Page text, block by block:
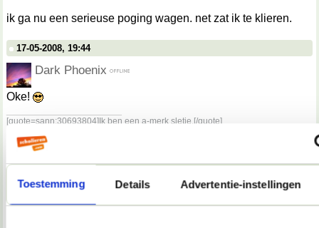
Toestemming Details Advertentie-instellingen
ik ga nu een serieuse poging wagen. net zat ik te klieren.
17-05-2008, 19:44
Dark Phoenix
Oke!
[quote=sann;30693804]Ik ben een a-merk sletje.[/quote]
17-05-2008, 19:49
Verwijderd
hé, waar is de lijst?